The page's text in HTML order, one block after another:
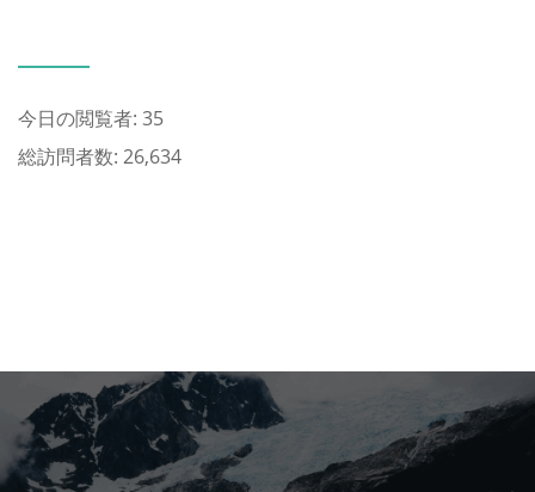
今日の閲覧者: 35
総訪問者数: 26,634